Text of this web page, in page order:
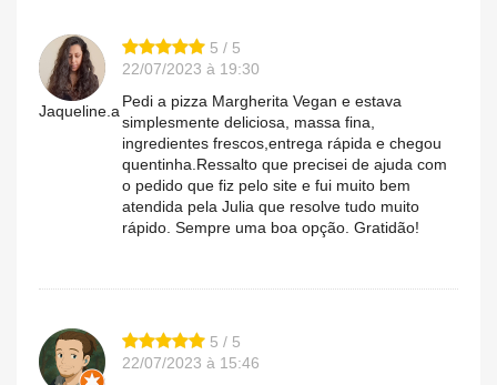
Jaqueline.a
5 / 5
22/07/2023 à 19:30
Pedi a pizza Margherita Vegan e estava
simplesmente deliciosa, massa fina,
ingredientes frescos,entrega rápida e chegou
quentinha.Ressalto que precisei de ajuda com
o pedido que fiz pelo site e fui muito bem
atendida pela Julia que resolve tudo muito
rápido. Sempre uma boa opção. Gratidão!
5 / 5
22/07/2023 à 15:46